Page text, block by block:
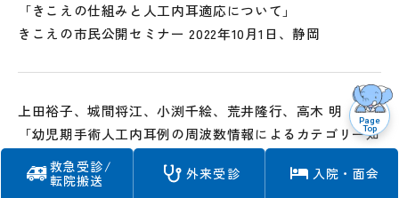
「きこえの仕組みと人工内耳適応について」
きこえの市民公開セミナー 2022年10月1日、静岡
上田裕子、城間将江、小渕千絵、荒井隆行、高木 明
「幼児期手術人工内耳例の周波数情報によるカテゴリー知
覚と子音聴取能力」
第67回日本聴覚医学会総会・学術講演会2022年10月6‐7
Page
Top
救急受診/
転院搬送
外来受診 入院・面会